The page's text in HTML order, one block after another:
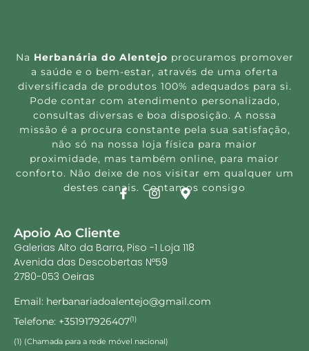
Na Herbanária do Alentejo procuramos promover
a saúde e o bem-estar, através de uma oferta
diversificada de produtos 100% adequados para si.
Pode contar com atendimento personalizado,
consultas diversas e boa disposição. A nossa
missão é a procura constante pela sua satisfação,
não só na nossa loja física para maior
proximidade, mas também online, para maior
conforto. Não deixe de nos visitar em qualquer um
destes canais. Contamos consigo
Apoio Ao Cliente
Galerias Alto da Barra, Piso -1 Loja 118
Avenida das Descobertas Nº59
2780-053 Oeiras
Email: herbanariadoalentejo@gmail.com
Telefone: +351917926407(1)
(1) (Chamada para a rede móvel nacional)